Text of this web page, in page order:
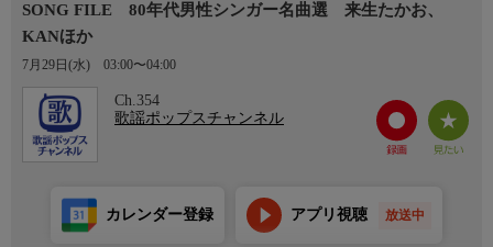
SONG FILE 80年代男性シンガー名曲選 来生たかお、
KANほか
7月29日(水) 03:00〜04:00
Ch.354
歌謡ポップスチャンネル
カレンダー登録 アプリ視聴 放送中